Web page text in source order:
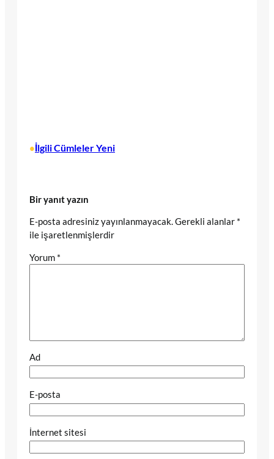
•İlgili Cümleler Yeni
Bir yanıt yazın
E-posta adresiniz yayınlanmayacak.Gerekli alanlar *
ile işaretlenmişlerdir
Yorum *
Ad
E-posta
İnternet sitesi